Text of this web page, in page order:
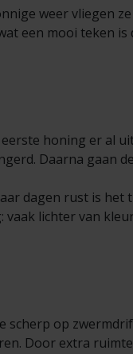
weer vliegen
een mooi teken
honing er al
Daarna gaan
dagen rust is het
lichter van
scherp op
Door extra